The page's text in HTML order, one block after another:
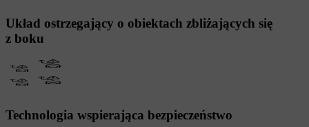
Układ ostrzegający o obiektach zbliżających się
z boku
Technologia wspierająca bezpieczeństwo